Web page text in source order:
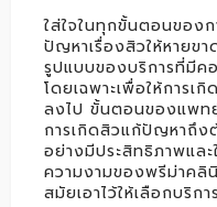
ใส่ใจในทุกขั้นตอนของ
ปัญหาเรื่องสิวให้หายขา
รูปแบบของบริการที่มีค
โดยเฉพาะเพื่อให้การเ
ลงไป ขั้นตอนของแพท
การเกิดสิวแก้ปัญหาถึง
อย่างมีประสิทธิภาพแล
ความงามของพรีม่าคลิ
สมัยเอาไว้ให้เลือกบริก